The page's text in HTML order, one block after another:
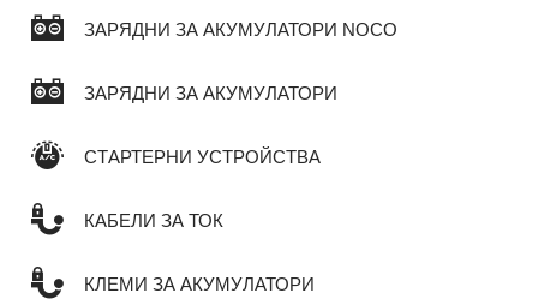
ЗАРЯДНИ ЗА АКУМУЛАТОРИ NOCO
ЗАРЯДНИ ЗА АКУМУЛАТОРИ
СТАРТЕРНИ УСТРОЙСТВА
КАБЕЛИ ЗА ТОК
КЛЕМИ ЗА АКУМУЛАТОРИ